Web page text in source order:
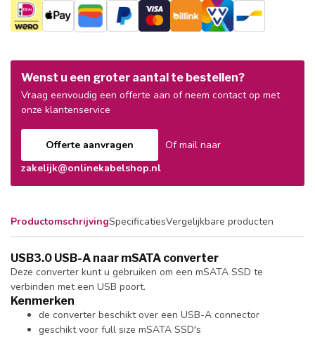
Wenst u een groter aantal te bestellen?
Vraag eenvoudig een offerte aan of neem contact op met
onze klantenservice
Offerte aanvragen
Of mail naar
zakelijk@onlinekabelshop.nl
ProductomschrijvingSpecificatiesVergelijkbare producten
USB3.0 USB-A naar mSATA converter
Deze converter kunt u gebruiken om een mSATA SSD te
verbinden met een USB poort.
Kenmerken
de converter beschikt over een USB-A connector
geschikt voor full size mSATA SSD's